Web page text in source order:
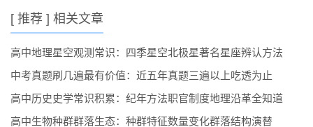
[ 推荐 ] 相关文章
高中地理星空观测常识：四季星空北极星著名星座辨认方法
中考真题刷几遍最有价值：近五年真题三遍以上吃透为止
高中历史史学常识积累：纪年方法职官制度地理沿革全知道
高中生物种群群落生态：种群特征数量变化群落结构演替